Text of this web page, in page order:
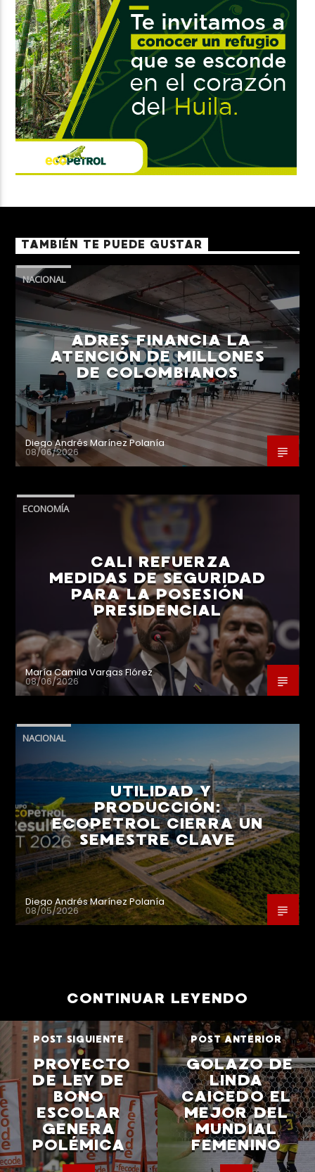
TAMBIÉN TE PUEDE GUSTAR
NACIONAL
ADRES FINANCIA LA
ATENCIÓN DE MILLONES
DE COLOMBIANOS
Diego Andrés Marínez Polanía
08/06/2026
ECONOMÍA
CALI REFUERZA
MEDIDAS DE SEGURIDAD
PARA LA POSESIÓN
PRESIDENCIAL
María Camila Vargas Flórez
08/06/2026
NACIONAL
UTILIDAD Y
PRODUCCIÓN:
ECOPETROL CIERRA UN
SEMESTRE CLAVE
Diego Andrés Marínez Polanía
08/05/2026
CONTINUAR LEYENDO
POST SIGUIENTE
PROYECTO
DE LEY DE
BONO
ESCOLAR
GENERA
POLÉMICA
POST ANTERIOR
GOLAZO DE
LINDA
CAICEDO EL
MEJOR DEL
MUNDIAL
FEMENINO